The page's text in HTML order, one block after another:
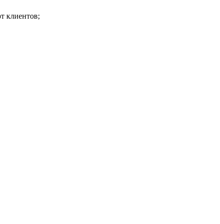
клиентов;